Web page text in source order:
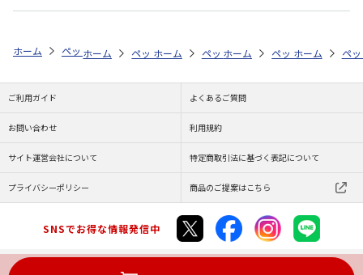
ホーム ペットストア ケージ・飼育その他用品 アクアリウム内装（
ホーム ペットストア ケージ・飼育その他用品 ア
ホーム ペットストア ケージ・飼育その
ホーム ペットストア ケ
ホーム ペ
ご利用ガイド よくあるご質問
お問い合わせ 利用規約
サイト運営会社について 特定商取引法に基づく表記について
プライバシーポリシー 商品のご提案はこちら
SNSでお得な情報発信中